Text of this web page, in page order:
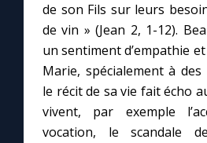
de son Fils sur leurs
de vin » (Jean 2, 1-12).
un sentiment d’empathie
Marie, spécialement à
le récit de sa vie fait écho
vivent, par exemple
vocation, le scandale